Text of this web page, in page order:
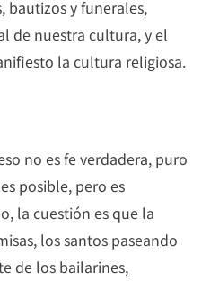
bautizos y funerales,
de nuestra cultura, y el
la cultura religiosa.
no es fe verdadera, puro
posible, pero es
la cuestión es que la
los santos paseando
de los bailarines,